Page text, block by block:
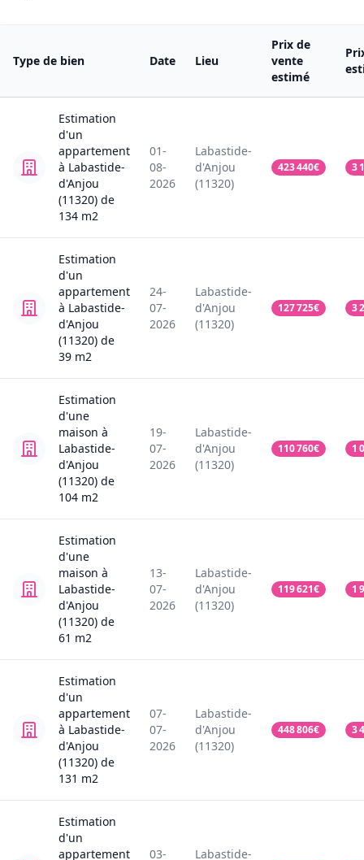
Type de bien Date Lieu
Prix de
vente
estimé
Estimation
d'un
appartement
à Labastide-
d'Anjou
(11320) de
134 m2
01-
08-
2026
Labastide-
d'Anjou
(11320)
423 440€ 3
Estimation
d'un
appartement
à Labastide-
d'Anjou
(11320) de
39 m2
24-
07-
2026
Labastide-
d'Anjou
(11320)
127 725€ 3
Estimation
d'une
maison à
Labastide-
d'Anjou
(11320) de
104 m2
19-
07-
2026
Labastide-
d'Anjou
(11320)
110 760€ 1
Estimation
d'une
maison à
Labastide-
d'Anjou
(11320) de
61 m2
13-
07-
2026
Labastide-
d'Anjou
(11320)
119 621€ 1
Estimation
d'un
appartement
à Labastide-
d'Anjou
(11320) de
131 m2
07-
07-
2026
Labastide-
d'Anjou
(11320)
448 806€ 3
Estimation
d'un
appartement
03-
Labastide-